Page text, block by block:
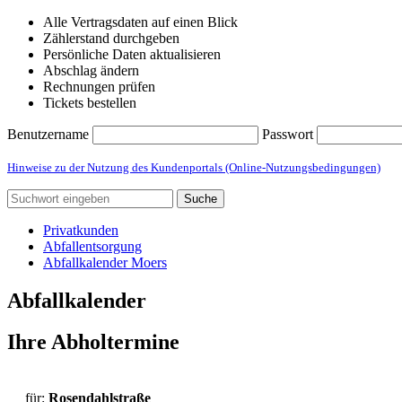
Alle Vertragsdaten auf einen Blick
Zählerstand durchgeben
Persönliche Daten aktualisieren
Abschlag ändern
Rechnungen prüfen
Tickets bestellen
Benutzername Passwort
Hinweise zu der Nutzung des Kundenportals (Online-Nutzungsbedingungen)
Suche
Privatkunden
Abfallentsorgung
Abfallkalender Moers
Abfallkalender
Ihre Abholtermine
für: Rosendahlstraße